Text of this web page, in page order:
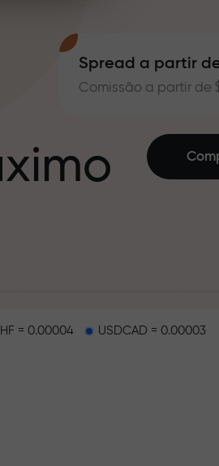
Spread a partir
Comissão a partir de
= 0.00004 USDCAD = 0.00003